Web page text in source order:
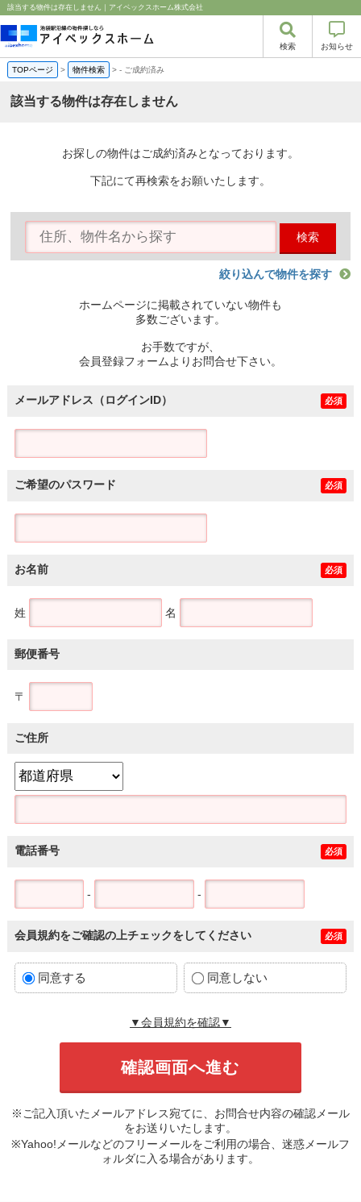
該当する物件は存在しません｜アイベックスホーム株式会社
検索 お知らせ
TOPページ > 物件検索 >- ご成約済み
該当する物件は存在しません
お探しの物件はご成約済みとなっております。
下記にて再検索をお願いたします。
検索
絞り込んで物件を探す
ホームページに掲載されていない物件も
多数ございます。
お手数ですが、
会員登録フォームよりお問合せ下さい。
メールアドレス（ログインID） 必須
ご希望のパスワード 必須
お名前 必須
姓 名
郵便番号
〒
ご住所
電話番号 必須
- -
会員規約をご確認の上チェックをしてください 必須
同意する 同意しない
▼会員規約を確認▼
※ご記入頂いたメールアドレス宛てに、お問合せ内容の確認メール
をお送りいたします。
※Yahoo!メールなどのフリーメールをご利用の場合、迷惑メールフ
ォルダに入る場合があります。